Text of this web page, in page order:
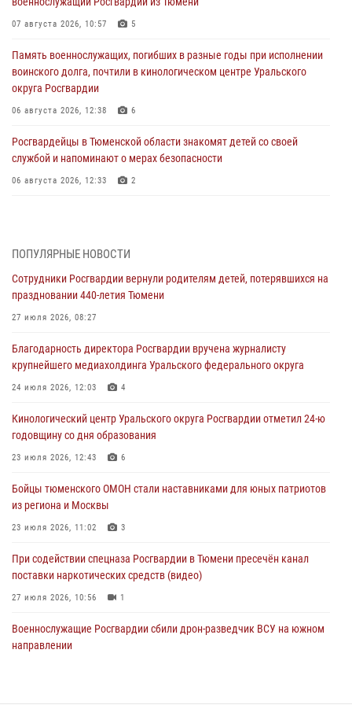
07 августа 2026, 10:57 5
Память военнослужащих, погибших в разные годы при исполнении
воинского долга, почтили в кинологическом центре Уральского
округа Росгвардии
06 августа 2026, 12:38 6
Росгвардейцы в Тюменской области знакомят детей со своей
службой и напоминают о мерах безопасности
06 августа 2026, 12:33 2
06 августа 2026, 04:41 3
Росгвардейцы в Тюменской области почтили память генерала
армии Ивана Кирилловича Яковлева
05 августа 2026, 11:03
В Тюмени офицер Росгвардии в радиоэфире напомнил гражданам о
мерах безопасного владения оружием
05 августа 2026, 09:56
Военнослужащие Росгвардии сбили дрон-разведчик ВСУ на южном
направлении
05 августа 2026, 05:35
Стальной характер продемонстрировали росгвардейцы в ходе
масштабных спортивных событий на Урале
05 августа 2026, 05:22
ПОПУЛЯРНЫЕ НОВОСТИ
Сотрудники Росгвардии вернули родителям детей, потерявшихся на
праздновании 440-летия Тюмени
27 июля 2026, 08:27
Благодарность директора Росгвардии вручена журналисту
крупнейшего медиахолдинга Уральского федерального округа
24 июля 2026, 12:03 4
Кинологический центр Уральского округа Росгвардии отметил 24-ю
годовщину со дня образования
23 июля 2026, 12:43 6
Бойцы тюменского ОМОН стали наставниками для юных патриотов
из региона и Москвы
23 июля 2026, 11:02 3
При содействии спецназа Росгвардии в Тюмени пресечён канал
поставки наркотических средств (видео)
27 июля 2026, 10:56 1
Военнослужащие Росгвардии сбили дрон-разведчик ВСУ на южном
направлении